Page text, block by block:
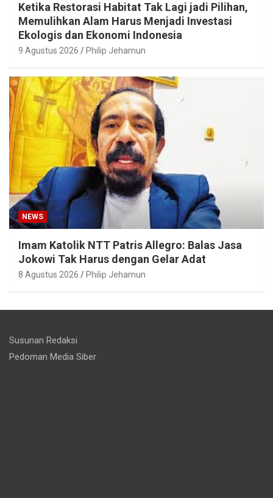
Ketika Restorasi Habitat Tak Lagi jadi Pilihan,
Memulihkan Alam Harus Menjadi Investasi
Ekologis dan Ekonomi Indonesia
9 Agustus 2026 Philip Jehamun
NEWS
Imam Katolik NTT Patris Allegro: Balas Jasa
Jokowi Tak Harus dengan Gelar Adat
8 Agustus 2026 Philip Jehamun
Susunan Redaksi
Pedoman Media Siber